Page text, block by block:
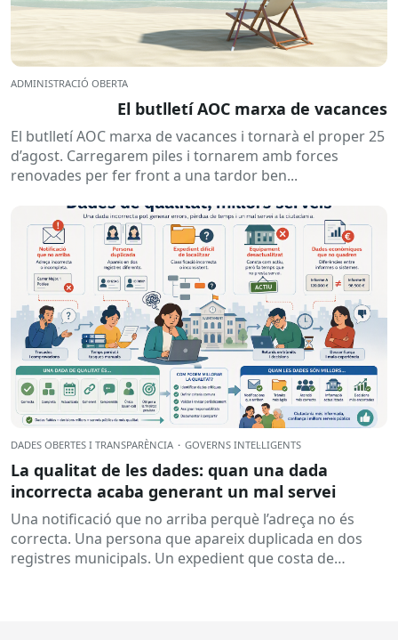
ADMINISTRACIÓ OBERTA
El butlletí AOC marxa de vacances
El butlletí AOC marxa de vacances i tornarà el proper 25
d’agost. Carregarem piles i tornarem amb forces
renovades per fer front a una tardor ben...
DADES OBERTES I TRANSPARÈNCIA · GOVERNS INTEL·LIGENTS
La qualitat de les dades: quan una dada
incorrecta acaba generant un mal servei
Una notificació que no arriba perquè l’adreça no és
correcta. Una persona que apareix duplicada en dos
registres municipals. Un expedient que costa de